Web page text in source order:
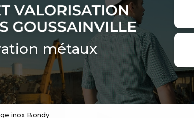
métaux
inox Bondy